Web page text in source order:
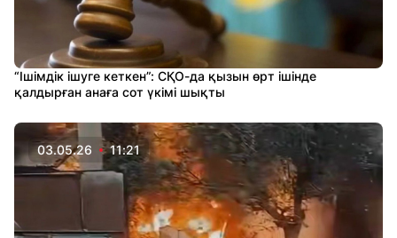
“Ішімдік ішуге кеткен”: СҚО-да қызын өрт ішінде
қалдырған анаға сот үкімі шықты
03.05.26 11:21